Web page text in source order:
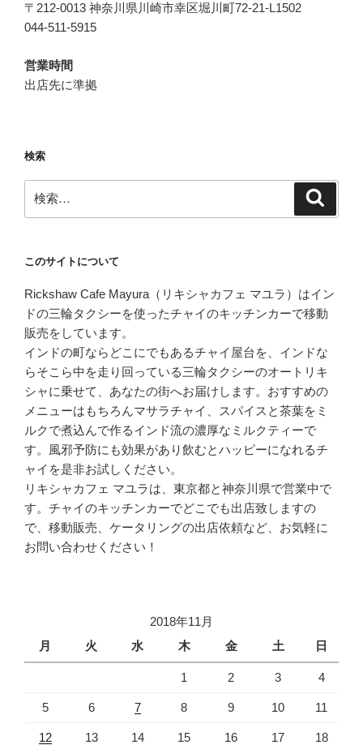
〒212-0013 神奈川県川崎市幸区堀川町72-21-L1502
044-511-5915
営業時間
出店先に準拠
検索
索:
このサイトについて
Rickshaw Cafe Mayura（リキシャカフェ マユラ）はイン
ドの三輪タクシーを使ったチャイのキッチンカーで移動
販売をしています。
インドの町ならどこにでもあるチャイ屋台を、インドな
らそこら中を走り回っている三輪タクシーのオートリキ
シャに乗せて、あなたの街へお届けします。おすすめの
メニューはもちろんマサラチャイ、スパイスと茶葉をミ
ルクで煮込んで作るインド流の濃厚なミルクティーで
す。風邪予防にも効果があり飲むとハッピーになれるチ
ャイを是非お試しください。
リキシャカフェ マユラは、東京都と神奈川県で営業中で
す。チャイのキッチンカーでどこでも出店致しますの
で、移動販売、ケータリングの出店依頼など、お気軽に
お問い合わせください！
2018年11月
月
火 水 木 金 土 日
1 2 3 4
5 6 7 8 9 10 11
12 13 14 15 16 17 18